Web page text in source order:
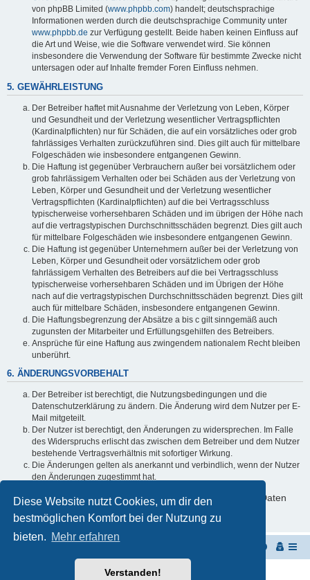
Diese Website nutzt Cookies, um dir den
bestmöglichen Komfort bei der Nutzung zu
bieten. Mehr erfahren
Verstanden!
von phpBB Limited (www.phpbb.com) handelt; deutschsprachige
Informationen werden durch die deutschsprachige Community unter
www.phpbb.de zur Verfügung gestellt. Beide haben keinen Einfluss auf
die Art und Weise, wie die Software verwendet wird. Sie können
insbesondere die Verwendung der Software für bestimmte Zwecke nicht
untersagen oder auf Inhalte fremder Foren Einfluss nehmen.
5. GEWÄHRLEISTUNG
Der Betreiber haftet mit Ausnahme der Verletzung von Leben, Körper
und Gesundheit und der Verletzung wesentlicher Vertragspflichten
(Kardinalpflichten) nur für Schäden, die auf ein vorsätzliches oder grob
fahrlässiges Verhalten zurückzuführen sind. Dies gilt auch für mittelbare
Folgeschäden wie insbesondere entgangenen Gewinn.
Die Haftung ist gegenüber Verbrauchern außer bei vorsätzlichem oder
grob fahrlässigem Verhalten oder bei Schäden aus der Verletzung von
Leben, Körper und Gesundheit und der Verletzung wesentlicher
Vertragspflichten (Kardinalpflichten) auf die bei Vertragsschluss
typischerweise vorhersehbaren Schäden und im übrigen der Höhe nach
auf die vertragstypischen Durchschnittsschäden begrenzt. Dies gilt auch
für mittelbare Folgeschäden wie insbesondere entgangenen Gewinn.
Die Haftung ist gegenüber Unternehmern außer bei der Verletzung von
Leben, Körper und Gesundheit oder vorsätzlichem oder grob
fahrlässigem Verhalten des Betreibers auf die bei Vertragsschluss
typischerweise vorhersehbaren Schäden und im Übrigen der Höhe
nach auf die vertragstypischen Durchschnittsschäden begrenzt. Dies gilt
auch für mittelbare Schäden, insbesondere entgangenen Gewinn.
Die Haftungsbegrenzung der Absätze a bis c gilt sinngemäß auch
zugunsten der Mitarbeiter und Erfüllungsgehilfen des Betreibers.
Ansprüche für eine Haftung aus zwingendem nationalem Recht bleiben
unberührt.
6. ÄNDERUNGSVORBEHALT
Der Betreiber ist berechtigt, die Nutzungsbedingungen und die
Datenschutzerklärung zu ändern. Die Änderung wird dem Nutzer per E-
Mail mitgeteilt.
Der Nutzer ist berechtigt, den Änderungen zu widersprechen. Im Falle
des Widerspruchs erlischt das zwischen dem Betreiber und dem Nutzer
bestehende Vertragsverhältnis mit sofortiger Wirkung.
Die Änderungen gelten als anerkannt und verbindlich, wenn der Nutzer
den Änderungen zugestimmt hat.
Informationen über den Umgang mit deinen persönlichen Daten
sind in der Datenschutzerklärung enthalten.
Powered byphpBB® Forum Software © phpBB Limited